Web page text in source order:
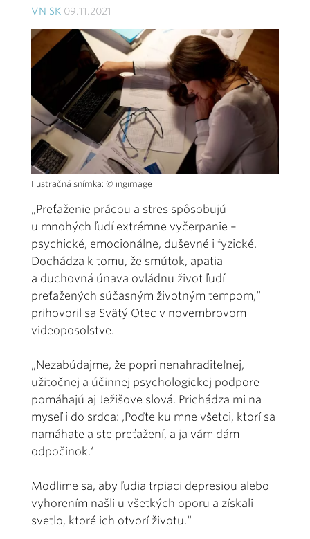
VN SK 09.11.2021
Ilustračná snímka: © ingimage
„Preťaženie prácou a stres spôsobujú
u mnohých ľudí extrémne vyčerpanie –
psychické, emocionálne, duševné i fyzické.
Dochádza k tomu, že smútok, apatia
a duchovná únava ovládnu život ľudí
preťažených súčasným životným tempom,“
prihovoril sa Svätý Otec v novembrovom
videoposolstve.
„Nezabúdajme, že popri nenahraditeľnej,
užitočnej a účinnej psychologickej podpore
pomáhajú aj Ježišove slová. Prichádza mi na
myseľ i do srdca: ,Poďte ku mne všetci, ktorí sa
namáhate a ste preťažení, a ja vám dám
odpočinok.‘
Modlime sa, aby ľudia trpiaci depresiou alebo
vyhorením našli u všetkých oporu a získali
svetlo, ktoré ich otvorí životu.“